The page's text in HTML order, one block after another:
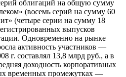
облигаций на общую сумму
(восемь серий на сумму 60
(четыре серии на сумму 18
выпусков
Одновременно на рынке
активность участников —
г. составлял 13,8 млрд руб., а в
доходность корпоративных
временных промежутках —